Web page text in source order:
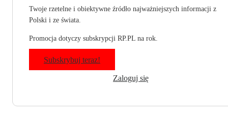
Twoje rzetelne i obiektywne źródło najważniejszych informacji z
Polski i ze świata.
Promocja dotyczy subskrypcji RP.PL na rok.
Subskrybuj teraz!
Zaloguj się